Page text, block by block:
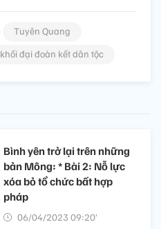
Tuyên Quang
khối đại đoàn kết dân tộc
Bình yên trở lại trên những
bản Mông: * Bài 2: Nỗ lực
xóa bỏ tổ chức bất hợp
pháp
06/04/2023 09:20’